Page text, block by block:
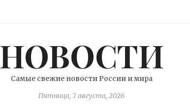
НОВОСТИ
Самые свежие новости России и мира
Пятница, 7 августа, 2026